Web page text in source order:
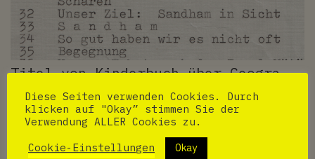
Titel von Kinderbuch über Geo­gra­
phie bis Poesie
07.10.2020
Posen
Diese Seiten verwenden Cookies. Durch
klicken auf "Okay” stimmen Sie der
Verwendung ALLER Cookies zu.
Cookie-Einstellungen
Okay